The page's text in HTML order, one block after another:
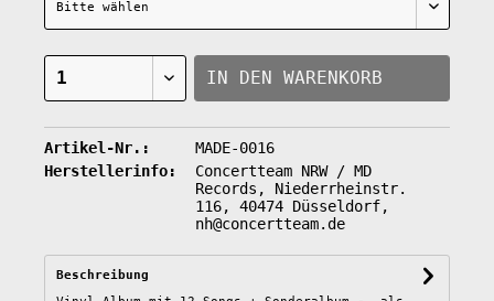
IN DEN WARENKORB
Artikel-Nr.:
MADE-0016
Herstellerinfo:
Concertteam NRW / MD
Records, Niederrheinstr.
116, 40474 Düsseldorf,
nh@concertteam.de
Beschreibung